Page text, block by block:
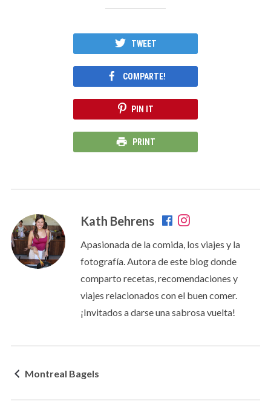
TWEET
COMPARTE!
PIN IT
PRINT
Kath Behrens
Apasionada de la comida, los viajes y la
fotografía. Autora de este blog donde
comparto recetas, recomendaciones y
viajes relacionados con el buen comer.
¡Invitados a darse una sabrosa vuelta!
Montreal Bagels